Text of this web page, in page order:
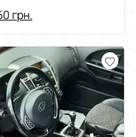
грн.